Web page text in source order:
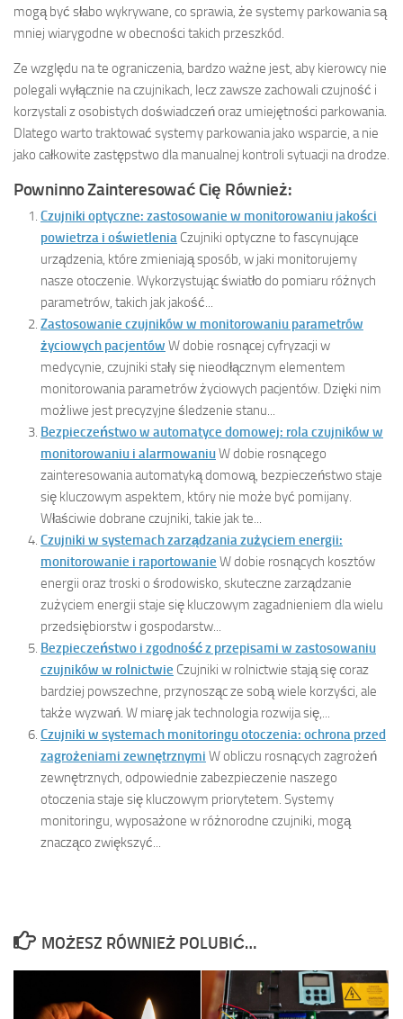
mogą być słabo wykrywane, co sprawia, że systemy parkowania są
mniej wiarygodne w obecności takich przeszkód.
Ze względu na te ograniczenia, bardzo ważne jest, aby kierowcy nie
polegali wyłącznie na czujnikach, lecz zawsze zachowali czujność i
korzystali z osobistych doświadczeń oraz umiejętności parkowania.
Dlatego warto traktować systemy parkowania jako wsparcie, a nie
jako całkowite zastępstwo dla manualnej kontroli sytuacji na drodze.
Powninno Zainteresować Cię Również:
Czujniki optyczne: zastosowanie w monitorowaniu jakości
powietrza i oświetlenia Czujniki optyczne to fascynujące
urządzenia, które zmieniają sposób, w jaki monitorujemy
nasze otoczenie. Wykorzystując światło do pomiaru różnych
parametrów, takich jak jakość...
Zastosowanie czujników w monitorowaniu parametrów
życiowych pacjentów W dobie rosnącej cyfryzacji w
medycynie, czujniki stały się nieodłącznym elementem
monitorowania parametrów życiowych pacjentów. Dzięki nim
możliwe jest precyzyjne śledzenie stanu...
Bezpieczeństwo w automatyce domowej: rola czujników w
monitorowaniu i alarmowaniuW dobie rosnącego
zainteresowania automatyką domową, bezpieczeństwo staje
się kluczowym aspektem, który nie może być pomijany.
Właściwie dobrane czujniki, takie jak te...
Czujniki w systemach zarządzania zużyciem energii:
monitorowanie i raportowanie W dobie rosnących kosztów
energii oraz troski o środowisko, skuteczne zarządzanie
zużyciem energii staje się kluczowym zagadnieniem dla wielu
przedsiębiorstw i gospodarstw...
Bezpieczeństwo i zgodność z przepisami w zastosowaniu
czujników w rolnictwie Czujniki w rolnictwie stają się coraz
bardziej powszechne, przynosząc ze sobą wiele korzyści, ale
także wyzwań. W miarę jak technologia rozwija się,...
Czujniki w systemach monitoringu otoczenia: ochrona przed
zagrożeniami zewnętrznymi W obliczu rosnących zagrożeń
zewnętrznych, odpowiednie zabezpieczenie naszego
otoczenia staje się kluczowym priorytetem. Systemy
monitoringu, wyposażone w różnorodne czujniki, mogą
znacząco zwiększyć...
MOŻESZ RÓWNIEŻ POLUBIĆ…